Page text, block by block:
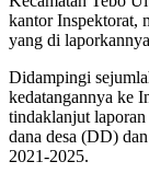
kantor Inspektorat,
yang di
Didampingi
kedatangannya ke
tindaklanjut
dana desa (DD)
2021-2025.